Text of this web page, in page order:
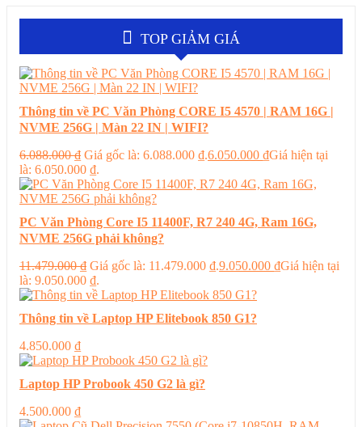
TOP GIẢM GIÁ
Thông tin về PC Văn Phòng CORE I5 4570 | RAM 16G |
NVME 256G | Màn 22 IN | WIFI?
6.088.000₫ Giá gốc là: 6.088.000 ₫.6.050.000 ₫Giá hiện tại
là: 6.050.000 ₫.
PC Văn Phòng Core I5 11400F, R7 240 4G, Ram 16G,
NVME 256G phải không?
11.479.000₫ Giá gốc là: 11.479.000 ₫.9.050.000 ₫Giá hiện tại
là: 9.050.000 ₫.
Thông tin về Laptop HP Elitebook 850 G1?
4.850.000 ₫
Laptop HP Probook 450 G2 là gì?
4.500.000 ₫